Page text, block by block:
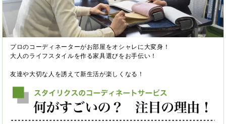
プロのコーディネーターがお部屋をオシャレに大変身！
大人のライフスタイルを作る家具選びをお手伝い！
友達や大切な人を誘えて新生活が楽しくなる！